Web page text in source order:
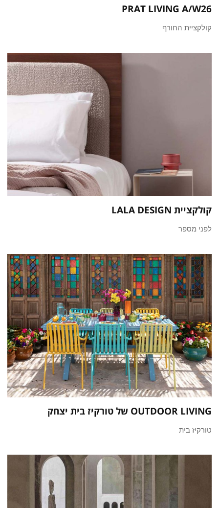
PRAT LIVING A/W26
קולקציית החורף
קולקציית LALA DESIGN
לפני מספר
OUTDOOR LIVING של טורקיז בית יצחק
טורקיז בית